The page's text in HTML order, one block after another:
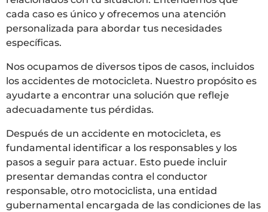
cada caso es único y ofrecemos una atención
personalizada para abordar tus necesidades
específicas.
Nos ocupamos de diversos tipos de casos, incluidos
los accidentes de motocicleta. Nuestro propósito es
ayudarte a encontrar una solución que refleje
adecuadamente tus pérdidas.
Después de un accidente en motocicleta, es
fundamental identificar a los responsables y los
pasos a seguir para actuar. Esto puede incluir
presentar demandas contra el conductor
responsable, otro motociclista, una entidad
gubernamental encargada de las condiciones de las